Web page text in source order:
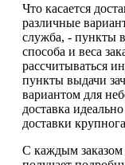
Что касается
различные
служба, - пункты
способа и веса
рассчитываться
пункты выдачи
вариантом для
доставка
доставки
С каждым заказом